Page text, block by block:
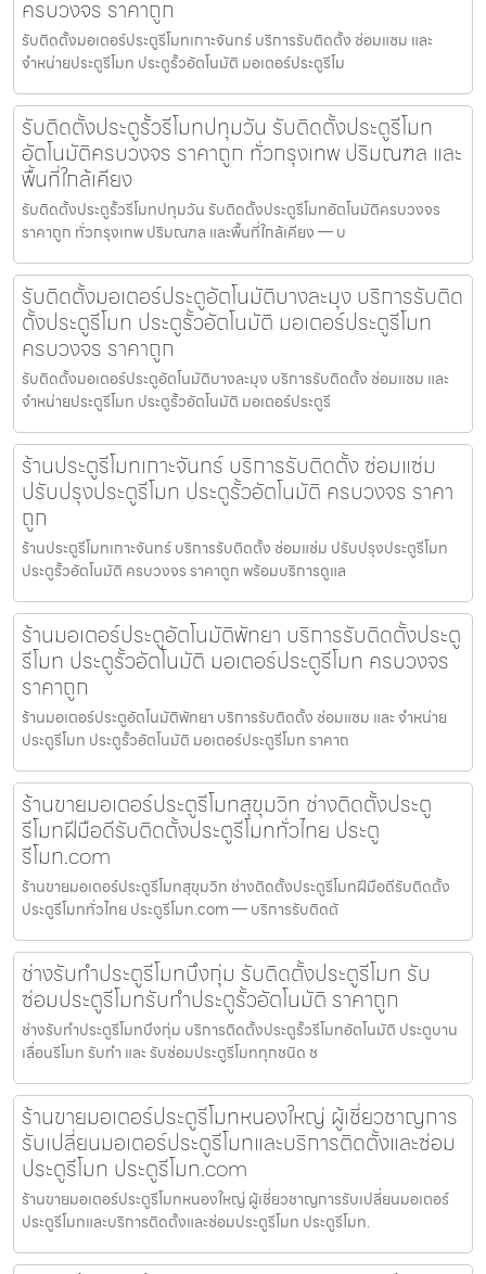
ครบวงจร ราคาถูก
รับติดตั้งมอเตอร์ประตูรีโมทเกาะจันทร์ บริการรับติดตั้ง ซ่อมแซม และ
จำหน่ายประตูรีโมท ประตูรั้วอัตโนมัติ มอเตอร์ประตูรีโม
รับติดตั้งประตูรั้วรีโมทปทุมวัน รับติดตั้งประตูรีโมท
อัตโนมัติครบวงจร ราคาถูก ทั่วกรุงเทพ ปริมณฑล และ
พื้นที่ใกล้เคียง
รับติดตั้งประตูรั้วรีโมทปทุมวัน รับติดตั้งประตูรีโมทอัตโนมัติครบวงจร
ราคาถูก ทั่วกรุงเทพ ปริมณฑล และพื้นที่ใกล้เคียง — บ
รับติดตั้งมอเตอร์ประตูอัตโนมัติบางละมุง บริการรับติด
ตั้งประตูรีโมท ประตูรั้วอัตโนมัติ มอเตอร์ประตูรีโมท
ครบวงจร ราคาถูก
รับติดตั้งมอเตอร์ประตูอัตโนมัติบางละมุง บริการรับติดตั้ง ซ่อมแซม และ
จำหน่ายประตูรีโมท ประตูรั้วอัตโนมัติ มอเตอร์ประตูรี
ร้านประตูรีโมทเกาะจันทร์ บริการรับติดตั้ง ซ่อมแซ่ม
ปรับปรุงประตูรีโมท ประตูรั้วอัตโนมัติ ครบวงจร ราคา
ถูก
ร้านประตูรีโมทเกาะจันทร์ บริการรับติดตั้ง ซ่อมแซ่ม ปรับปรุงประตูรีโมท
ประตูรั้วอัตโนมัติ ครบวงจร ราคาถูก พร้อมบริการดูแล
ร้านมอเตอร์ประตูอัตโนมัติพัทยา บริการรับติดตั้งประตู
รีโมท ประตูรั้วอัตโนมัติ มอเตอร์ประตูรีโมท ครบวงจร
ราคาถูก
ร้านมอเตอร์ประตูอัตโนมัติพัทยา บริการรับติดตั้ง ซ่อมแซม และ จำหน่าย
ประตูรีโมท ประตูรั้วอัตโนมัติ มอเตอร์ประตูรีโมท ราคาถ
ร้านขายมอเตอร์ประตูรีโมทสุขุมวิท ช่างติดตั้งประตู
รีโมทฝีมือดีรับติดตั้งประตูรีโมททั่วไทย ประตู
รีโมท.com
ร้านขายมอเตอร์ประตูรีโมทสุขุมวิท ช่างติดตั้งประตูรีโมทฝีมือดีรับติดตั้ง
ประตูรีโมททั่วไทย ประตูรีโมท.com — บริการรับติดตั
ช่างรับทำประตูรีโมทบึงกุ่ม รับติดตั้งประตูรีโมท รับ
ซ่อมประตูรีโมทรับทำประตูรั้วอัตโนมัติ ราคาถูก
ช่างรับทำประตูรีโมทบึงกุ่ม บริการติดตั้งประตูรั้วรีโมทอัตโนมัติ ประตูบาน
เลื่อนรีโมท รับทำ และ รับซ่อมประตูรีโมททุกชนิด ช
ร้านขายมอเตอร์ประตูรีโมทหนองใหญ่ ผู้เชี่ยวชาญการ
รับเปลี่ยนมอเตอร์ประตูรีโมทและบริการติดตั้งและซ่อม
ประตูรีโมท ประตูรีโมท.com
ร้านขายมอเตอร์ประตูรีโมทหนองใหญ่ ผู้เชี่ยวชาญการรับเปลี่ยนมอเตอร์
ประตูรีโมทและบริการติดตั้งและซ่อมประตูรีโมท ประตูรีโมท.